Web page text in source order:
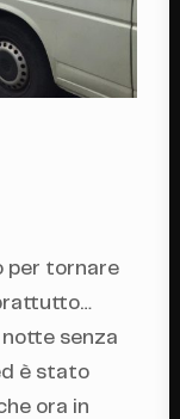
per tornare
notte senza
è stato
ora in